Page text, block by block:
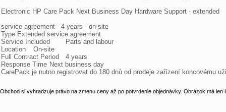
Electronic HP Care Pack Next Business Day Hardware Support - extended
service agreement - 4 years - on-site
Type	Extended service agreement
Service Included	Parts and labour
Location	On-site
Full Contract Period	4 years
Response Time	Next business day
CarePack je nutno registrovat do 180 dnů od prodeje zařízení koncovému
Obchod si vyhradzuje právo na zmenu ceny až po potvrdenie objednávky. Obrázok má len